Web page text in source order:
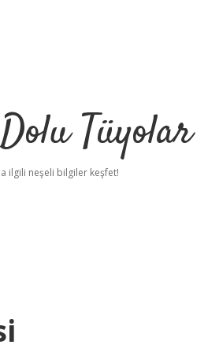
Tüyolar
ilgili neşeli bilgiler keşfet!